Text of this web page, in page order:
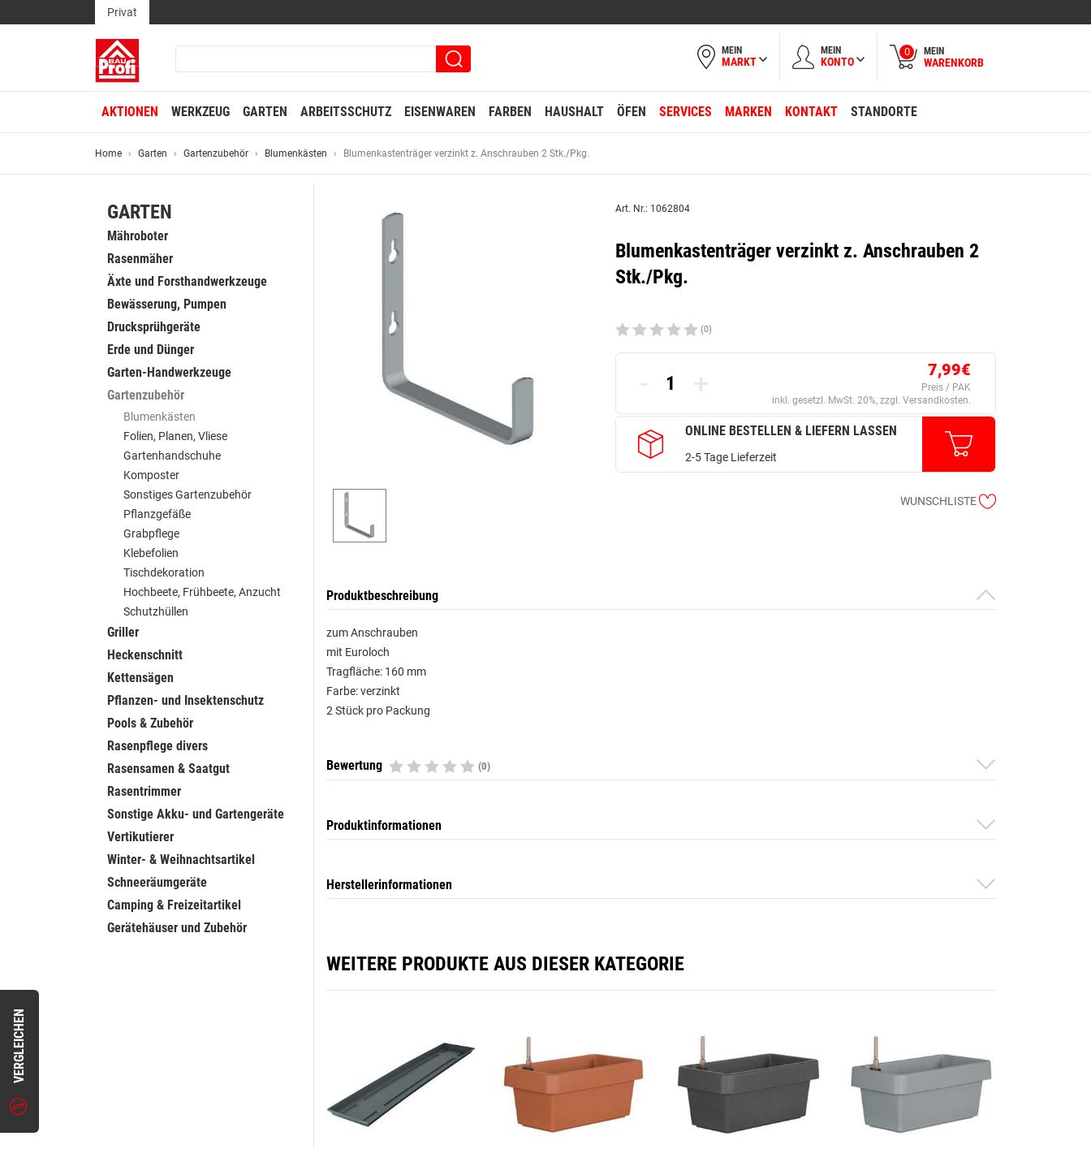
VERGLEICHEN
Privat
MEIN
MARKT
MEIN
KONTO
0 MEIN
WARENKORB
AKTIONEN WERKZEUG GARTEN ARBEITSSCHUTZ EISENWAREN FARBEN HAUSHALT ÖFEN SERVICES MARKEN KONTAKT STANDORTE
Home Garten Gartenzubehör Blumenkästen Blumenkastenträger verzinkt z. Anschrauben 2 Stk./Pkg.
GARTEN
Mähroboter
Rasenmäher
Äxte und Forsthandwerkzeuge
Bewässerung, Pumpen
Drucksprühgeräte
Erde und Dünger
Garten-Handwerkzeuge
Gartenzubehör
Blumenkästen
Folien, Planen, Vliese
Gartenhandschuhe
Komposter
Sonstiges Gartenzubehör
Pflanzgefäße
Grabpflege
Klebefolien
Tischdekoration
Hochbeete, Frühbeete, Anzucht
Schutzhüllen
Griller
Heckenschnitt
Kettensägen
Pflanzen- und Insektenschutz
Pools & Zubehör
Rasenpflege divers
Rasensamen & Saatgut
Rasentrimmer
Sonstige Akku- und Gartengeräte
Vertikutierer
Winter- & Weihnachtsartikel
Schneeräumgeräte
Camping & Freizeitartikel
Gerätehäuser und Zubehör
Art. Nr.: 1062804
Blumenkastenträger verzinkt z. Anschrauben 2
Stk./Pkg.
(0)
- + 7,99€
Preis / PAK
inkl. gesetzl. MwSt. 20%, zzgl. Versandkosten.
ONLINE BESTELLEN & LIEFERN LASSEN
2-5 Tage Lieferzeit
WUNSCHLISTE
Produktbeschreibung
zum Anschrauben
mit Euroloch
Tragfläche: 160 mm
Farbe: verzinkt
2 Stück pro Packung
Bewertung (0)
Produktinformationen
Herstellerinformationen
WEITERE PRODUKTE AUS DIESER KATEGORIE